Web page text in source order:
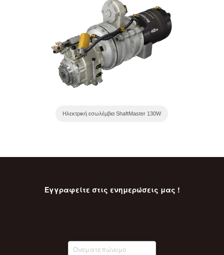
Ηλεκτρική εσωλέμβια ShaftMaster 130W
Εγγραφείτε στις ενημερώσεις μας !